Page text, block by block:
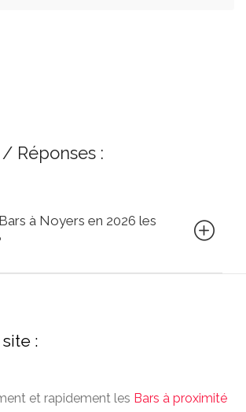
Réponses :
à Noyers en 2026 les
:
et rapidement les Bars à proximité